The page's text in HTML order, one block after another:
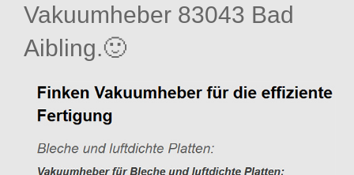
Vakuumheber 83043 Bad
Aibling.🙂